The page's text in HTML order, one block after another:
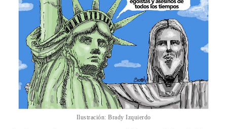
Ilustración: Brady Izquierdo